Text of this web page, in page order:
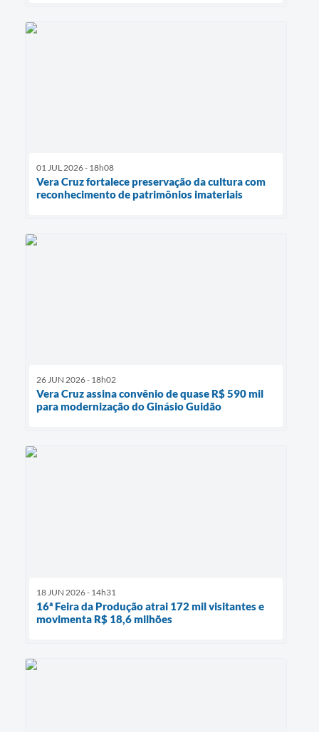
01 JUL 2026 - 18h08
Vera Cruz fortalece preservação da cultura com
reconhecimento de patrimônios imateriais
26 JUN 2026 - 18h02
Vera Cruz assina convênio de quase R$ 590 mil
para modernização do Ginásio Guidão
18 JUN 2026 - 14h31
16ª Feira da Produção atrai 172 mil visitantes e
movimenta R$ 18,6 milhões